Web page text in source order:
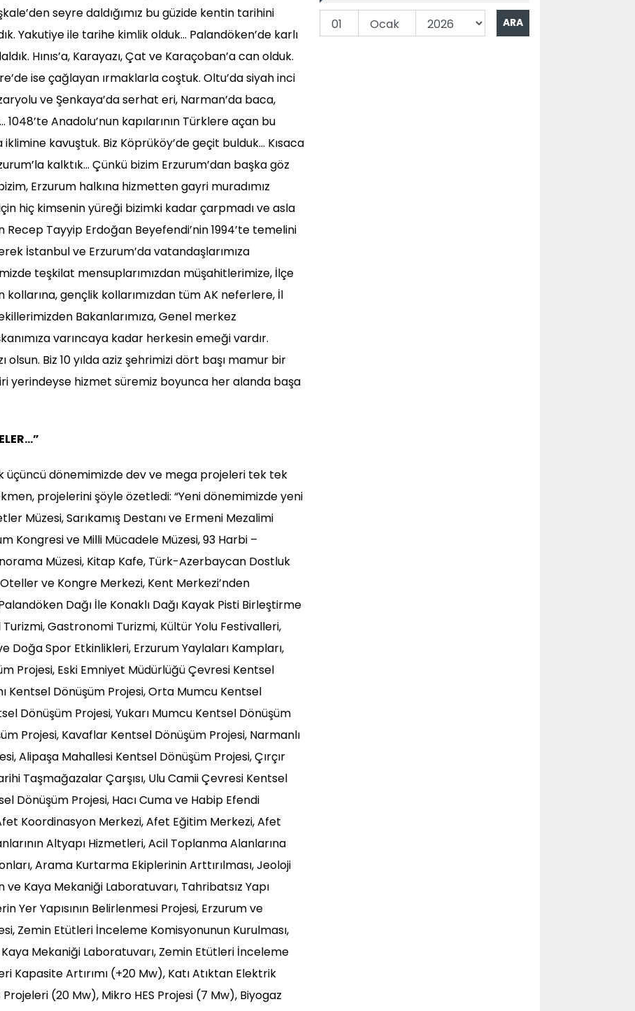
seyre daldığımız bu güzide kentin tarihini
Yakutiye ile tarihe kimlik olduk… Palandöken’de karlı
Hınıs’a, Karayazı, Çat ve Karaçoban’a can olduk.
ise çağlayan ırmaklarla coştuk. Oltu’da siyah inci
ve Şenkaya’da serhat eri, Narman’da baca,
Anadolu’nun kapılarının Türklere açan bu
kavuştuk. Biz Köprüköy’de geçit bulduk… Kısaca
kalktık… Çünkü bizim Erzurum’dan başka göz
Erzurum halkına hizmetten gayri muradımız
hiç kimsenin yüreği bizimki kadar çarpmadı ve asla
Tayyip Erdoğan Beyefendi’nin 1994’te temelini
İstanbul ve Erzurum’da vatandaşlarımıza
teşkilat mensuplarımızdan müşahitlerimize, İlçe
kollarına, gençlik kollarımızdan tüm AK neferlere, İl
Bakanlarımıza, Genel merkez
varıncaya kadar herkesin emeği vardır.
olsun. Biz 10 yılda aziz şehrimizi dört başı mamur bir
yerindeyse hizmet süremiz boyunca her alanda başa
üçüncü dönemimizde dev ve mega projeleri tek tek
projelerini şöyle özetledi: “Yeni dönemimizde yeni
Müzesi, Sarıkamış Destanı ve Ermeni Mezalimi
Kongresi ve Milli Mücadele Müzesi, 93 Harbi –
Müzesi, Kitap Kafe, Türk-Azerbaycan Dostluk
ve Kongre Merkezi, Kent Merkezi’nden
Dağı İle Konaklı Dağı Kayak Pisti Birleştirme
Turizmi, Gastronomi Turizmi, Kültür Yolu Festivalleri,
Doğa Spor Etkinlikleri, Erzurum Yaylaları Kampları,
Projesi, Eski Emniyet Müdürlüğü Çevresi Kentsel
Kentsel Dönüşüm Projesi, Orta Mumcu Kentsel
Dönüşüm Projesi, Yukarı Mumcu Kentsel Dönüşüm
Projesi, Kavaflar Kentsel Dönüşüm Projesi, Narmanlı
Alipaşa Mahallesi Kentsel Dönüşüm Projesi, Çırçır
Taşmağazalar Çarşısı, Ulu Camii Çevresi Kentsel
Dönüşüm Projesi, Hacı Cuma ve Habip Efendi
Koordinasyon Merkezi, Afet Eğitim Merkezi, Afet
Altyapı Hizmetleri, Acil Toplanma Alanlarına
Arama Kurtarma Ekiplerinin Arttırılması, Jeoloji
Kaya Mekaniği Laboratuvarı, Tahribatsız Yapı
Yer Yapısının Belirlenmesi Projesi, Erzurum ve
Zemin Etütleri İnceleme Komisyonunun Kurulması,
Mekaniği Laboratuvarı, Zemin Etütleri İnceleme
Kapasite Artırımı (+20 Mw), Katı Atıktan Elektrik
Projeleri (20 Mw), Mikro HES Projesi (7 Mw), Biyogaz